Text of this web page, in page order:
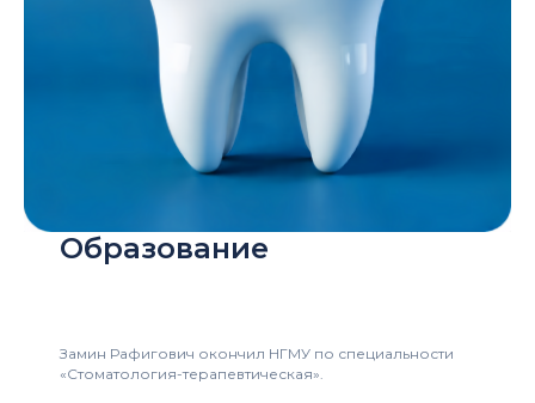
Образование
Замин Рафигович окончил НГМУ по специальности
«Стоматология-терапевтическая».